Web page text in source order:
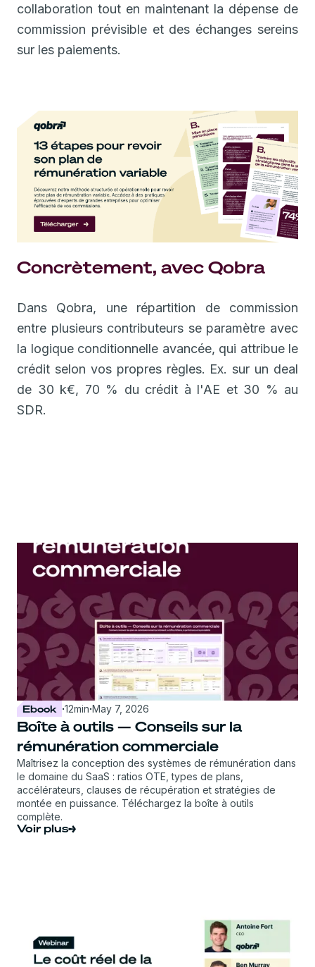
collaboration tout en maintenant la dépense de
commission prévisible et des échanges sereins
sur les paiements.
Concrètement, avec Qobra
Dans Qobra, une répartition de commission
entre plusieurs contributeurs se paramètre avec
la logique conditionnelle avancée, qui attribue le
crédit selon vos propres règles. Ex. sur un deal
de 30 k€, 70 % du crédit à l'AE et 30 % au
SDR.
Ebook ·12min·May 7, 2026
Boîte à outils — Conseils sur la
rémunération commerciale
Maîtrisez la conception des systèmes de rémunération dans
le domaine du SaaS : ratios OTE, types de plans,
accélérateurs, clauses de récupération et stratégies de
montée en puissance. Téléchargez la boîte à outils
complète.
Voir plus